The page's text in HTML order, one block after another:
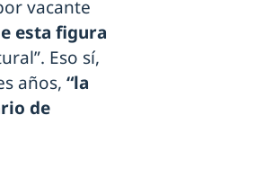
vacante
esta figura
Eso sí,
años, “la
de